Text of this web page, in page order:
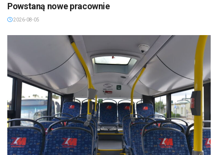
Powstaną nowe pracownie
2026-08-05